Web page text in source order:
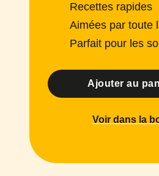
Recettes rapides
Aimées par toute
Parfait pour les
Ajouter au
Voir dans la